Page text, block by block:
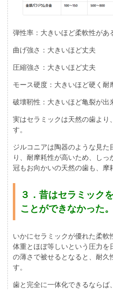
弾性率：大きいほど柔軟性があ
曲げ強さ：大きいほど丈夫
圧縮強さ：大きいほど丈夫
モース硬度：大きいほど硬く耐
破壊靭性：大きいほど亀裂が出
実はセラミックは天然の歯よ
す。
ジルコニアは陶器のような見
り、耐摩耗性が高いため、し
冠もお向かいの天然の歯も、摩
３．昔はセラミック
ことができなかった。
いかにセラミックが優れた柔
体重とほぼ等しいという圧力
の薄さで被せるとなると、耐
す。
歯と完全に一体化できるなら